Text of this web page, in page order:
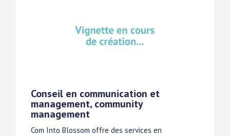
Conseil en communication et
management, community
management
Com Into Blossom offre des services en